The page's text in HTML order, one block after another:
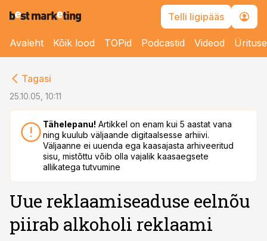
Telli ligipääs
Avaleht Kõik lood TOPid Podcastid Videod
Tagasi
25.10.05, 10:11
Tähelepanu! Artikkel on enam kui 5 aastat vana
ning kuulub väljaande digitaalsesse arhiivi.
Väljaanne ei uuenda ega kaasajasta arhiveeritud
sisu, mistõttu võib olla vajalik kaasaegsete
allikatega tutvumine
Uue reklaamiseaduse eelnõu
piirab alkoholi reklaami